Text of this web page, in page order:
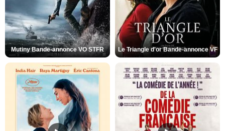
Mutiny Bande-annonce VO STFR Le Triangle d'or Bande-annonce VF